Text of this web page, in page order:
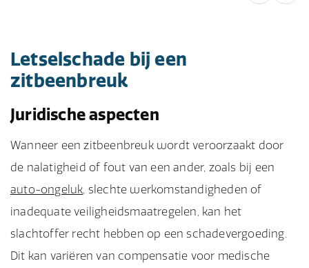
Letselschade bij een
zitbeenbreuk
Juridische aspecten
Wanneer een zitbeenbreuk wordt veroorzaakt door
de nalatigheid of fout van een ander, zoals bij een
auto-ongeluk, slechte werkomstandigheden of
inadequate veiligheidsmaatregelen, kan het
slachtoffer recht hebben op een schadevergoeding.
Dit kan variëren van compensatie voor medische